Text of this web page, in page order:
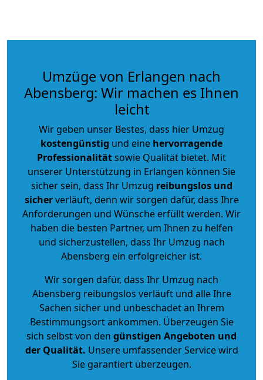
Umzüge von Erlangen nach
Abensberg: Wir machen es Ihnen
leicht
Wir geben unser Bestes, dass hier Umzug
kostengünstig und eine hervorragende
Professionalitätsowie Qualität bietet. Mit
unserer Unterstützung in Erlangen können Sie
sicher sein, dass Ihr Umzug reibungslos und
sicherverläuft, denn wir sorgen dafür, dass Ihre
Anforderungen und Wünsche erfüllt werden. Wir
haben die besten Partner, um Ihnen zu helfen
und sicherzustellen, dass Ihr Umzug nach
Abensberg ein erfolgreicher ist.
Wir sorgen dafür, dass Ihr Umzug nach
Abensberg reibungslos verläuft und alle Ihre
Sachen sicher und unbeschadet an Ihrem
Bestimmungsort ankommen. Überzeugen Sie
sich selbst von den günstigen Angeboten und
der Qualität. Unsere umfassender Service wird
Sie garantiert überzeugen.